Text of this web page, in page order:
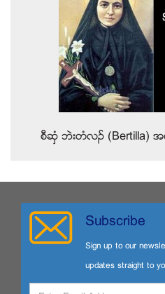
စီဆွံ ဘဲးတံလဥ (Bertilla) အ
Subscribe
Sign up to our
updates straight to